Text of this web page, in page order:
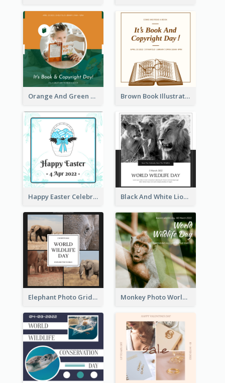
Orange And Green Photo Book And Copyright Day Instagram Post Brown Book Illustration Book And Copyright Day Instagram Post
Happy Easter Celebration Instagram Post Black And White Lion World Wildlife Day Instagram Post
Elephant Photo Grid World Wildlife Day Instagram Post Monkey Photo World Wildlife Day Instagram Post